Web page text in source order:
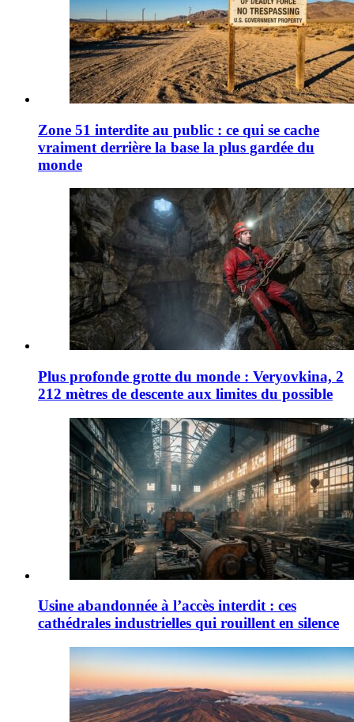
Zone 51 interdite au public : ce qui se cache
vraiment derrière la base la plus gardée du
monde
Plus profonde grotte du monde : Veryovkina, 2
212 mètres de descente aux limites du possible
Usine abandonnée à l’accès interdit : ces
cathédrales industrielles qui rouillent en silence